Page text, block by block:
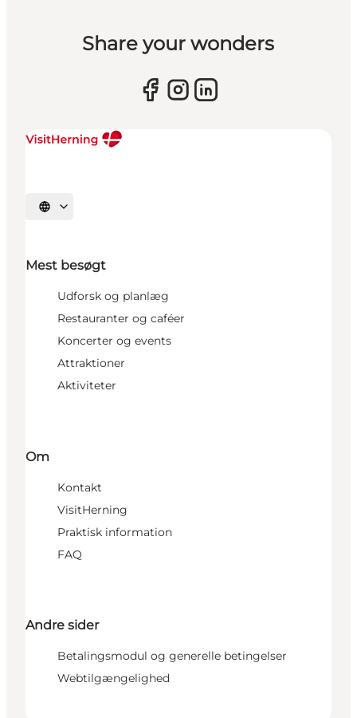
Share your wonders
Vælg sprog
Mest besøgt
Udforsk og planlæg
Restauranter og caféer
Koncerter og events
Attraktioner
Aktiviteter
Om
Kontakt
VisitHerning
Praktisk information
FAQ
Andre sider
Betalingsmodul og generelle betingelser
Webtilgængelighed